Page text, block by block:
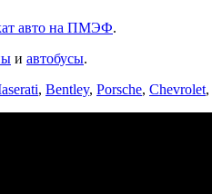
авто на ПМЭФ.
и автобусы.
, Bentley, Porsche, Chevrolet,